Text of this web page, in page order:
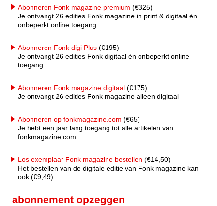
Abonneren Fonk magazine premium (€325)
Je ontvangt 26 edities Fonk magazine in print & digitaal én
onbeperkt online toegang
Abonneren Fonk digi Plus (€195)
Je ontvangt 26 edities Fonk digitaal én onbeperkt online
toegang
Abonneren Fonk magazine digitaal (€175)
Je ontvangt 26 edities Fonk magazine alleen digitaal
Abonneren op fonkmagazine.com (€65)
Je hebt een jaar lang toegang tot alle artikelen van
fonkmagazine.com
Los exemplaar Fonk magazine bestellen (€14,50)
Het bestellen van de digitale editie van Fonk magazine kan
ook (€9,49)
abonnement opzeggen